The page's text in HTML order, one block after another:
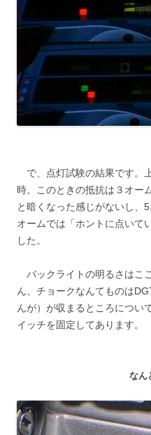
で、点灯試験の結果です。
時。このときの抵抗は３オー
と暗くなった感じがないし、
オームでは「ホントに点いて
した。
バックライトの明るさはこ
ん、チョークなんてものは
んが）が収まるところについ
イッチを固定してあります。
なん